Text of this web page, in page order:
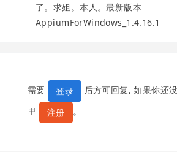
了。求姐。本人。最新版本
AppiumForWindows_1.4.16.1
需要 登录
后方可回复, 如果你还
里
注册 。